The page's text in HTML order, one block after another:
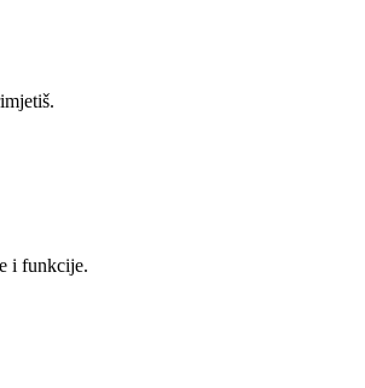
i funkcije.